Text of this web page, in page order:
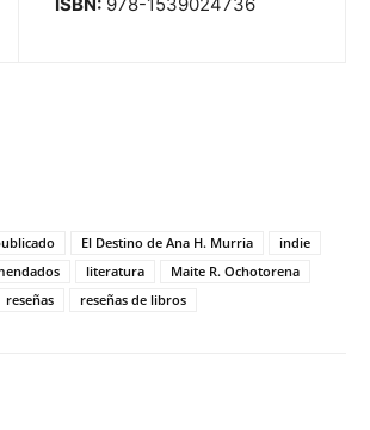
El Destino de Ana H. Murria
indie
literatura
Maite R. Ochotorena
reseñas reseñas de libros